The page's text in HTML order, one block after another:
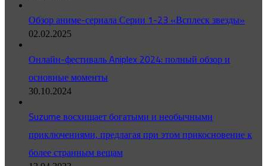
Обзор аниме-сериала Серии 1-23 «Всплеск звезды»
02.02.2025
Онлайн-фестиваль Aniplex 2024: полный обзор и
основные моменты
30.10.2024
Suzume восхищает богатыми и необычными
приключениями, предлагая при этом прикосновение к
более странным вещам